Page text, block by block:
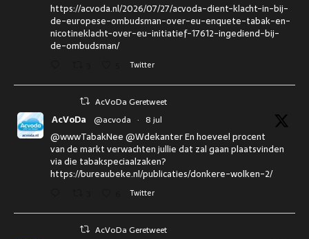
https://acvoda.nl/2026/07/27/acvoda-dient-klacht-in-bij-
de-europese-ombudsman-over-eu-enquete-tabak-en-
nicotineklacht-over-eu-initiatief-17612-ingediend-bij-
de-ombudsman/
Twitter
AcVoDa Geretweet
AcVoDa @acvoda · 8 jul
@wwwTabakNee @Wdekanter En hoeveel procent
van de markt verwachten jullie dat zal gaan plaatsvinden
via die tabakspeciaalzaken?
https://bureaubeke.nl/publicaties/donkere-wolken-2/
Twitter
AcVoDa Geretweet